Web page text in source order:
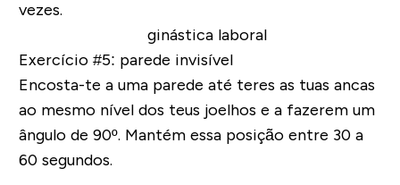
vezes.
Exercício #5: parede invisível
Encosta-te a uma parede até teres as tuas ancas
ao mesmo nível dos teus joelhos e a fazerem um
ângulo de 90º. Mantém essa posição entre 30 a
60 segundos.